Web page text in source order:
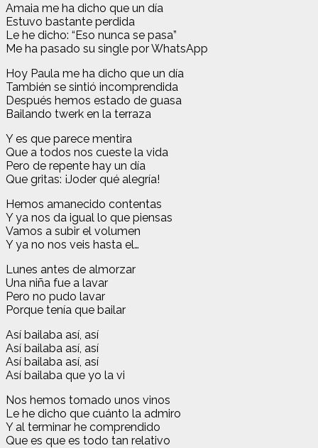
Amaia me ha dicho que un día
Estuvo bastante perdida
Le he dicho: “Eso nunca se pasa”
Me ha pasado su single por WhatsApp
Hoy Paula me ha dicho que un día
También se sintió incomprendida
Después hemos estado de guasa
Bailando twerk en la terraza
Y es que parece mentira
Que a todos nos cueste la vida
Pero de repente hay un día
Que gritas: ¡Joder qué alegría!
Hemos amanecido contentas
Y ya nos da igual lo que piensas
Vamos a subir el volumen
Y ya no nos veis hasta el…
Lunes antes de almorzar
Una niña fue a lavar
Pero no pudo lavar
Porque tenía que bailar
Así bailaba así, así
Así bailaba así, así
Así bailaba así, así
Así bailaba que yo la vi
Nos hemos tomado unos vinos
Le he dicho que cuánto la admiro
Y al terminar he comprendido
Que es que es todo tan relativo